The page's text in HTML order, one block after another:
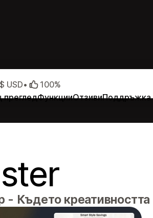
ФункцииОтзивиПоддръжка
USD• 100%
- Където креативността